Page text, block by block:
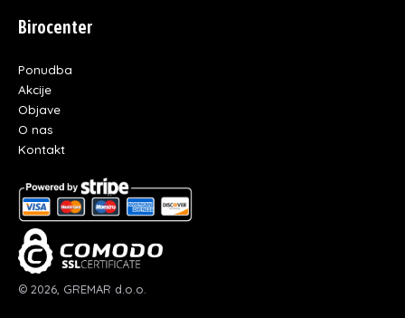
Birocenter
Ponudba
Akcije
Objave
O nas
Kontakt
© 2026, GREMAR d.o.o.